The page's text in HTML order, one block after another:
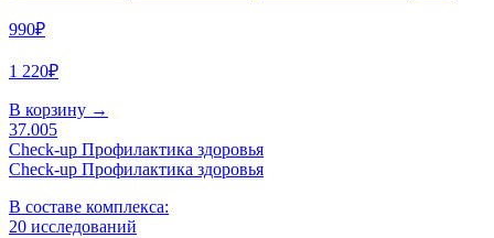
990₽
1 220₽
В корзину →
37.005
Check-up Профилактика здоровья
Check-up Профилактика здоровья
В составе комплекса:
20 исследований